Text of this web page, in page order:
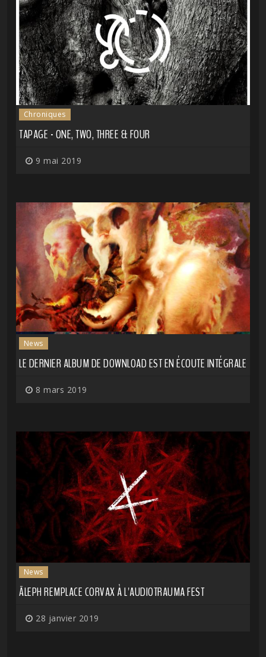
Chroniques
TAPAGE - ONE, TWO, THREE & FOUR
9 mai 2019
News
LE DERNIER ALBUM DE DOWNLOAD EST EN ÉCOUTE INTÉGRALE
8 mars 2019
News
ĀLEPH REMPLACE CORVAX À L'AUDIOTRAUMA FEST
28 janvier 2019